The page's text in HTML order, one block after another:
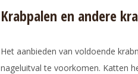
Krabpalen en andere
Het aanbieden van voldoende
nageluitval te voorkomen. Katten